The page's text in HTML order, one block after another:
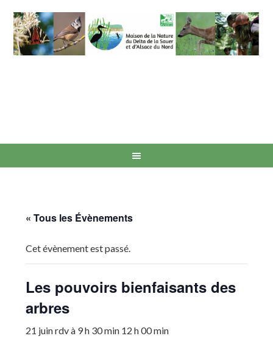
« Tous les Évènements
Cet évènement est passé.
Les pouvoirs bienfaisants des
arbres
21 juin rdv à 9 h 30 min 12 h 00 min